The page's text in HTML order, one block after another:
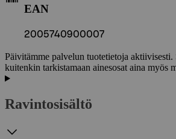
EAN
2005740900007
Päivitämme palvelun tuotetietoja aktiivisesti.
kuitenkin tarkistamaan ainesosat aina myös
Ravintosisältö